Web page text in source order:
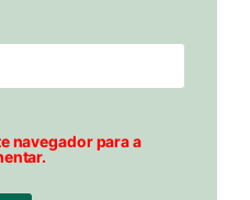
navegador para a